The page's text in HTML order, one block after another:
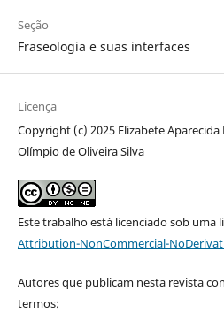
Seção
Fraseologia e suas interfaces
Licença
Copyright (c) 2025 Elizabete
Olímpio de Oliveira Silva
Este trabalho está licenciado sob uma
Attribution-NonCommercial-
Autores que publicam nesta revista
termos: